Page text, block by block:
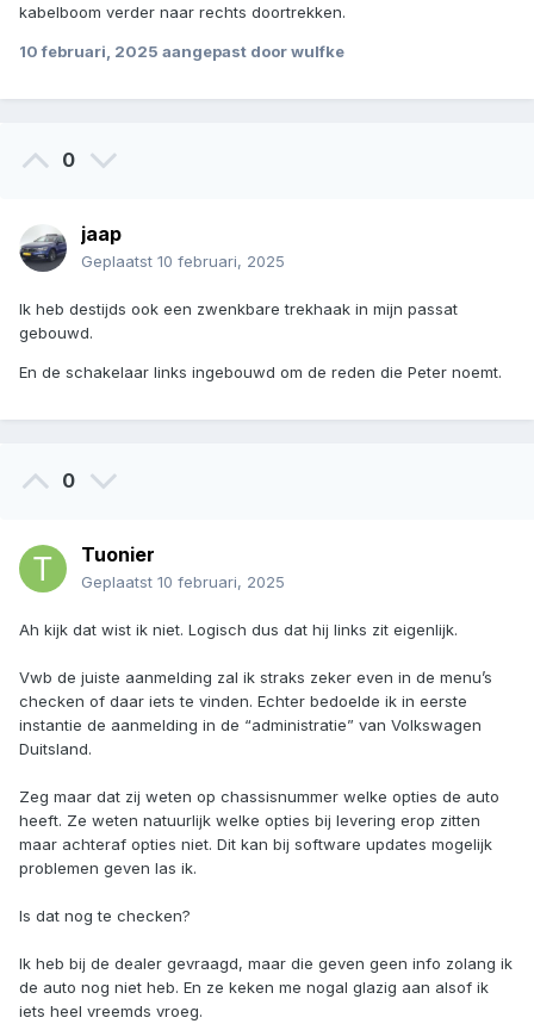
kabelboom verder naar rechts doortrekken.
10 februari, 2025 aangepast door wulfke
0
jaap
Geplaatst 10 februari, 2025
Ik heb destijds ook een zwenkbare trekhaak in mijn passat
gebouwd.
En de schakelaar links ingebouwd om de reden die Peter noemt.
0
Tuonier
Geplaatst 10 februari, 2025
Ah kijk dat wist ik niet. Logisch dus dat hij links zit eigenlijk.
Vwb de juiste aanmelding zal ik straks zeker even in de menu’s
checken of daar iets te vinden. Echter bedoelde ik in eerste
instantie de aanmelding in de “administratie” van Volkswagen
Duitsland.
Zeg maar dat zij weten op chassisnummer welke opties de auto
heeft. Ze weten natuurlijk welke opties bij levering erop zitten
maar achteraf opties niet. Dit kan bij software updates mogelijk
problemen geven las ik.
Is dat nog te checken?
Ik heb bij de dealer gevraagd, maar die geven geen info zolang ik
de auto nog niet heb. En ze keken me nogal glazig aan alsof ik
iets heel vreemds vroeg.